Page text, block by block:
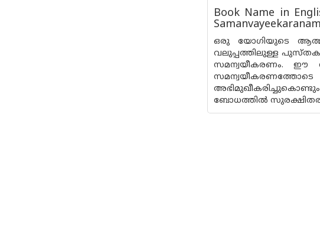
Book Name in
Samanvayeekaranam
ഒരു യോഗിയുടെ
വലുപ്പത്തിലുള്ള
സമന്വയീകരണം. ഈ
ബോധത്തിൽ